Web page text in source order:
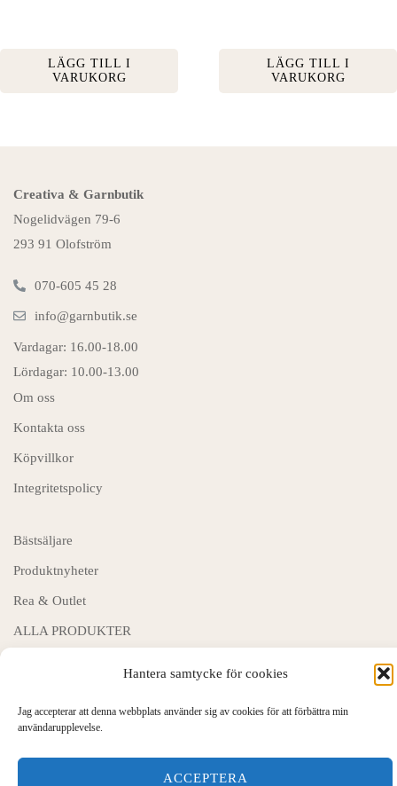
Hantera samtycke för cookies
Jag accepterar att denna webbplats använder sig av cookies för att förbättra min
användarupplevelse.
ACCEPTERA
LÄGG TILL I
VARUKORG
LÄGG TILL I
VARUKORG
Creativa & Garnbutik
Nogelidvägen 79-6
293 91 Olofström
070-605 45 28
info@garnbutik.se
Vardagar: 16.00-18.00
Lördagar: 10.00-13.00
Om oss
Kontakta oss
Köpvillkor
Integritetspolicy
Bästsäljare
Produktnyheter
Rea & Outlet
ALLA PRODUKTER
© Garnbutik.se 2026